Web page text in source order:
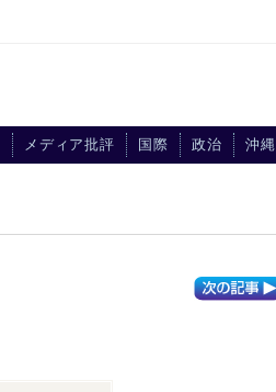
メディア批評 国際 政治 沖縄